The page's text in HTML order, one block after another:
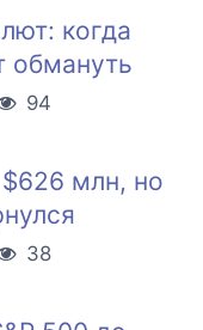
когда
обмануть
94
$626 млн, но
38